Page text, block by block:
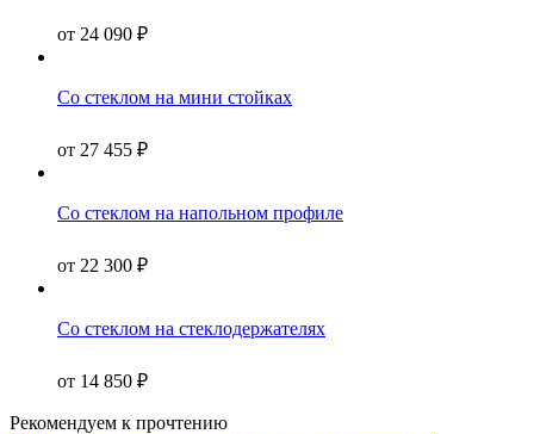
от 24 090 ₽
Со стеклом на мини стойках
от 27 455 ₽
Со стеклом на напольном профиле
от 22 300 ₽
Со стеклом на стеклодержателях
от 14 850 ₽
Рекомендуем к прочтению